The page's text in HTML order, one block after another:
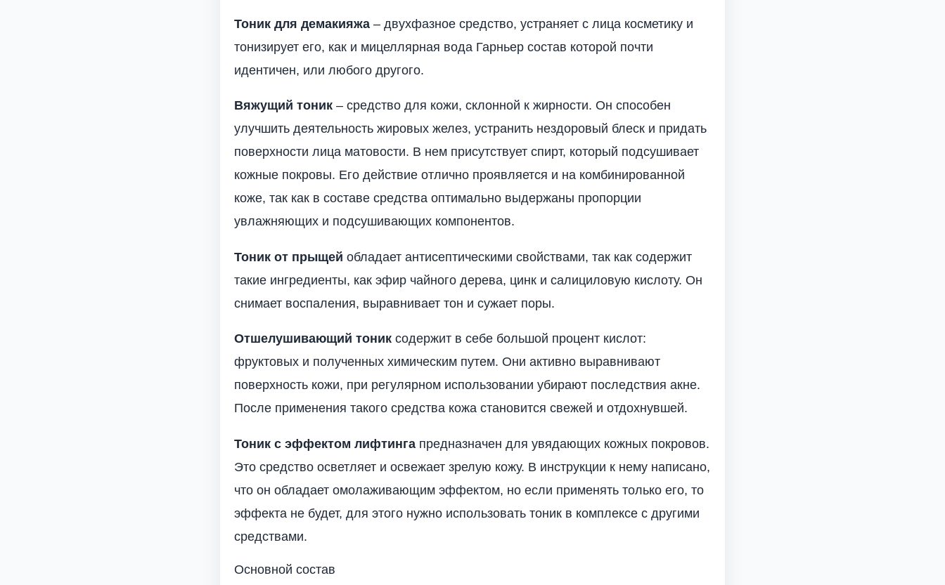
Тоник для демакияжа – двухфазное средство, устраняет с лица косметику и
тонизирует его, как и мицеллярная вода Гарньер состав которой почти
идентичен, или любого другого.
Вяжущий тоник – средство для кожи, склонной к жирности. Он способен
улучшить деятельность жировых желез, устранить нездоровый блеск и придать
поверхности лица матовости. В нем присутствует спирт, который подсушивает
кожные покровы. Его действие отлично проявляется и на комбинированной
коже, так как в составе средства оптимально выдержаны пропорции
увлажняющих и подсушивающих компонентов.
Тоник от прыщей обладает антисептическими свойствами, так как содержит
такие ингредиенты, как эфир чайного дерева, цинк и салициловую кислоту. Он
снимает воспаления, выравнивает тон и сужает поры.
Отшелушивающий тоник содержит в себе большой процент кислот:
фруктовых и полученных химическим путем. Они активно выравнивают
поверхность кожи, при регулярном использовании убирают последствия акне.
После применения такого средства кожа становится свежей и отдохнувшей.
Тоник с эффектом лифтинга предназначен для увядающих кожных покровов.
Это средство осветляет и освежает зрелую кожу. В инструкции к нему написано,
что он обладает омолаживающим эффектом, но если применять только его, то
эффекта не будет, для этого нужно использовать тоник в комплексе с другими
средствами.
Основной состав